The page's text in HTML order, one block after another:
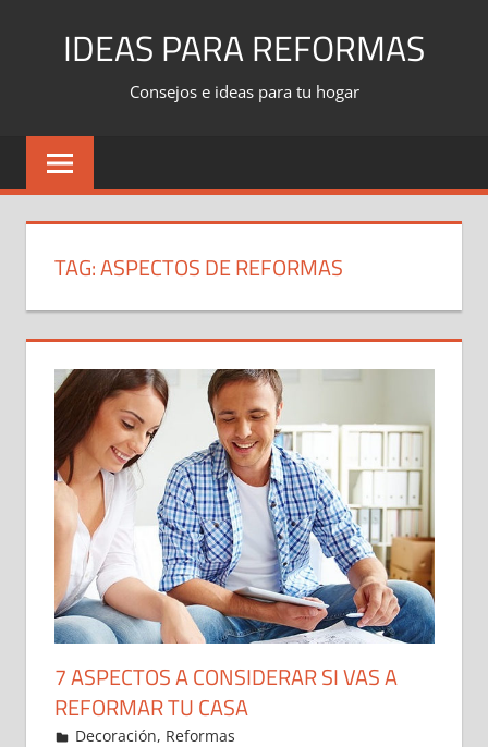
IDEAS PARA REFORMAS
Consejos e ideas para tu hogar
TAG:ASPECTOS DE REFORMAS
7 ASPECTOS A CONSIDERAR SI VAS A
REFORMAR TU CASA
25 de December de 2021
ideas2021
Decoración, Reformas